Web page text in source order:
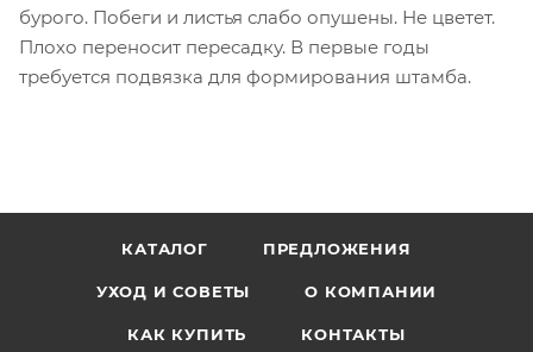
бурого. Побеги и листья слабо опушены. Не цветет.
Плохо переносит пересадку. В первые годы
требуется подвязка для формирования штамба.
КАТАЛОГ ПРЕДЛОЖЕНИЯ
УХОД И СОВЕТЫ О КОМПАНИИ
КАК КУПИТЬ КОНТАКТЫ